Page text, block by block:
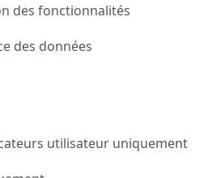
des fonctionnalités
des données
utilisateur uniquement